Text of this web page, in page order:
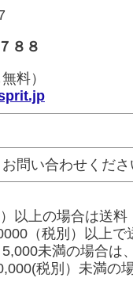
８８
）
問い合わせくださ
以上の場合は送料
（税別）以上で
未満の場合は
税別）未満の